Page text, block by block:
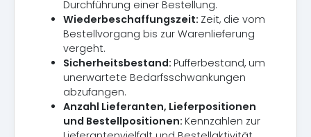
Durchführung einer Bestellung.
Wiederbeschaffungszeit: Zeit, die vom
Bestellvorgang bis zur Warenlieferung
vergeht.
Sicherheitsbestand: Pufferbestand, um
unerwartete Bedarfsschwankungen
abzufangen.
Anzahl Lieferanten, Lieferpositionen
und Bestellpositionen: Kennzahlen zur